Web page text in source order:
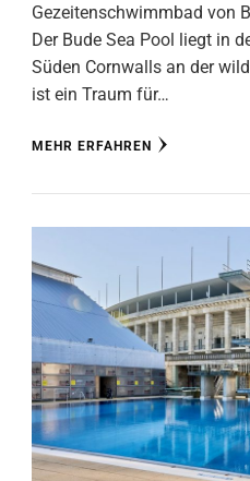
Gezeitenschwimmbad von
Der Bude Sea Pool liegt in
Süden Cornwalls an der
ist ein Traum für…
MEHR ERFAHREN